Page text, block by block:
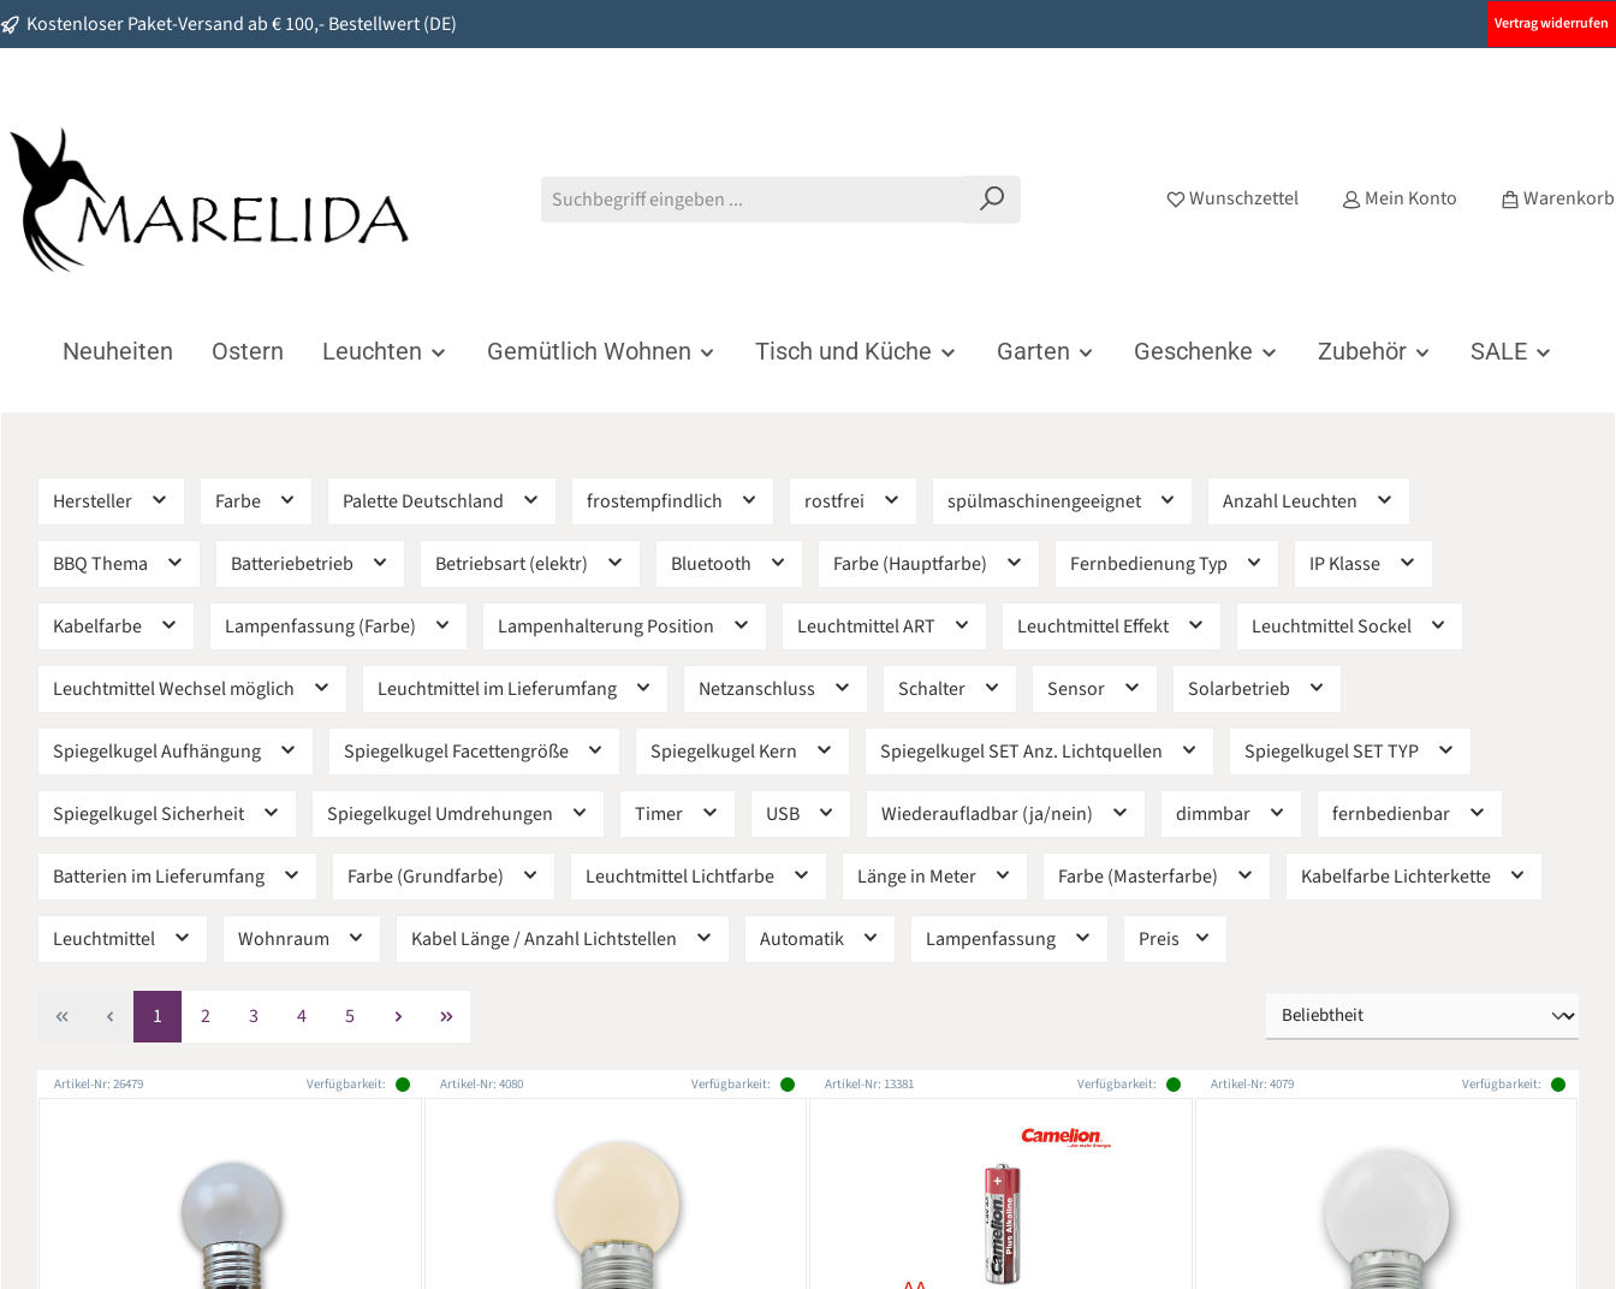
Zur Hauptnavigation springen
Kostenloser Paket-Versand ab € 100,- Bestellwert (DE) Vertrag widerrufen
Wunschzettel Mein Konto Warenkorb
Neuheiten Ostern Leuchten Gemütlich Wohnen Tisch und Küche Garten Geschenke Zubehör SALE
Hersteller Farbe Palette Deutschland frostempfindlich rostfrei spülmaschinengeeignet Anzahl Leuchten
BBQ Thema Batteriebetrieb Betriebsart (elektr) Bluetooth Farbe (Hauptfarbe) Fernbedienung Typ IP Klasse
Kabelfarbe Lampenfassung (Farbe) Lampenhalterung Position Leuchtmittel ART Leuchtmittel Effekt Leuchtmittel Sockel
Leuchtmittel Wechsel möglich Leuchtmittel im Lieferumfang Netzanschluss Schalter Sensor Solarbetrieb
Spiegelkugel Aufhängung Spiegelkugel Facettengröße Spiegelkugel Kern Spiegelkugel SET Anz. Lichtquellen Spiegelkugel SET TYP
Spiegelkugel Sicherheit Spiegelkugel Umdrehungen Timer USB Wiederaufladbar (ja/nein) dimmbar fernbedienbar
Batterien im Lieferumfang Farbe (Grundfarbe) Leuchtmittel Lichtfarbe Länge in Meter Farbe (Masterfarbe) Kabelfarbe Lichterkette
Leuchtmittel Wohnraum Kabel Länge / Anzahl Lichtstellen Automatik Lampenfassung Preis
Seite
1 Seite
2 Seite
3 Seite
4 Seite
5
Artikel-Nr: 26479 Verfügbarkeit: Artikel-Nr: 4080 Verfügbarkeit: Artikel-Nr: 13381 Verfügbarkeit: Artikel-Nr: 4079 Verfügbarkeit: